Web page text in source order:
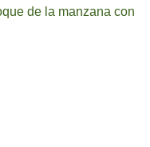
de la manzana con